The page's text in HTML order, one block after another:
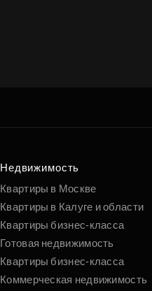
Недвижимость
Квартиры в Москве
Квартиры в Калуге и области
Квартиры бизнес-класса
Готовая недвижимость
Квартиры бизнес-класса
Коммерческая недвижимость